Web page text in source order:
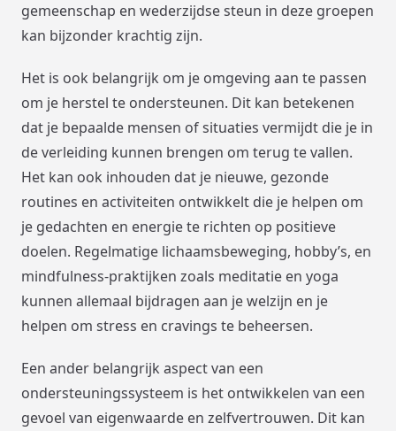
gemeenschap en wederzijdse steun in deze groepen
kan bijzonder krachtig zijn.
Het is ook belangrijk om je omgeving aan te passen
om je herstel te ondersteunen. Dit kan betekenen
dat je bepaalde mensen of situaties vermijdt die je in
de verleiding kunnen brengen om terug te vallen.
Het kan ook inhouden dat je nieuwe, gezonde
routines en activiteiten ontwikkelt die je helpen om
je gedachten en energie te richten op positieve
doelen. Regelmatige lichaamsbeweging, hobby’s, en
mindfulness-praktijken zoals meditatie en yoga
kunnen allemaal bijdragen aan je welzijn en je
helpen om stress en cravings te beheersen.
Een ander belangrijk aspect van een
ondersteuningssysteem is het ontwikkelen van een
gevoel van eigenwaarde en zelfvertrouwen. Dit kan